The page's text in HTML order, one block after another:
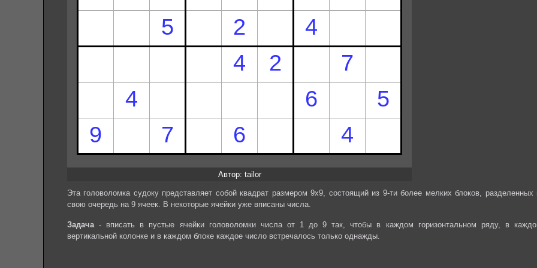
Автор: tailor
Эта головоломка судоку представляет собой квадрат размером 9х9, состоящий из 9-ти более мелких блоков, разделенных
свою очередь на 9 ячеек. В некоторые ячейки уже вписаны числа.
Задача- вписать в пустые ячейки головоломки числа от 1 до 9 так, чтобы в каждом горизонтальном ряду, в
вертикальной колонке и в каждом блоке каждое число встречалось только однажды.